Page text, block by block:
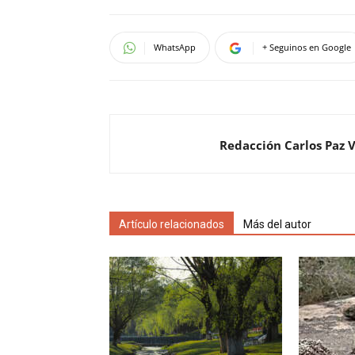
WhatsApp + Seguinos en Google
Redacción Carlos Paz
Artículo relacionados Más del autor